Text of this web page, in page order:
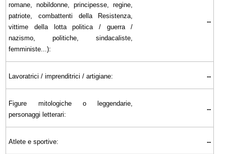
romane, nobildonne, principesse, regine,
patriote, combattenti della Resistenza,
vittime della lotta politica / guerra /
nazismo, politiche, sindacaliste,
femministe...):
--
Lavoratrici / imprenditrici / artigiane: --
Figure mitologiche o leggendarie,
personaggi letterari:
--
Atlete e sportive: --